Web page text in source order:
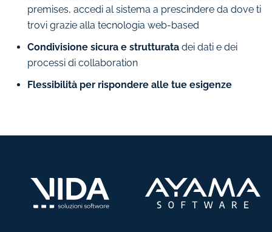
premises, accedi al sistema a prescindere da dove ti
trovi grazie alla tecnologia web-based
Condivisione sicura e strutturata dei dati e dei
processi di collaboration
Flessibilità per rispondere alle tue esigenze